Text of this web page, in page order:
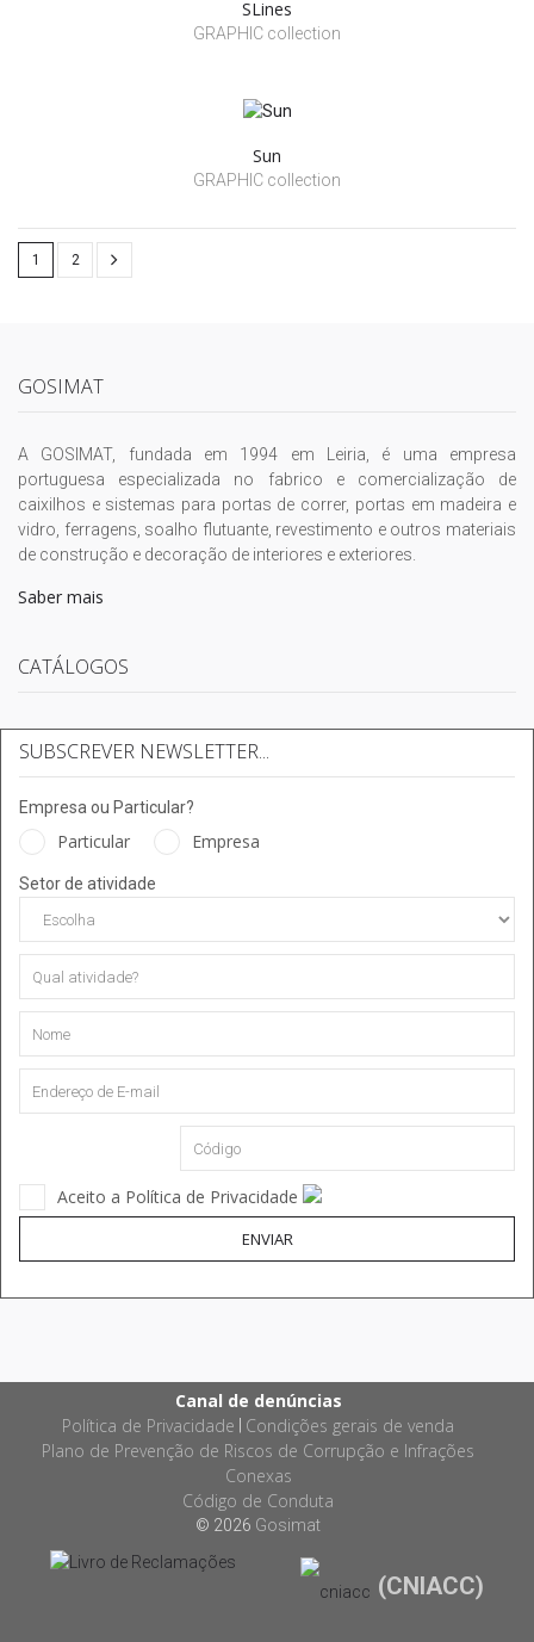
SLines
GRAPHIC collection
Sun
GRAPHIC collection
1 2
GOSIMAT
A GOSIMAT, fundada em 1994 em Leiria, é uma empresa
portuguesa especializada no fabrico e comercialização de
caixilhos e sistemas para portas de correr, portas em madeira e
vidro, ferragens, soalho flutuante, revestimento e outros materiais
de construção e decoração de interiores e exteriores.
Saber mais
CATÁLOGOS
SUBSCREVER NEWSLETTER...
Empresa ou Particular?
Particular Empresa
Setor de atividade
Aceito a Política de Privacidade
ENVIAR
Canal de denúncias
Política de Privacidade Condições gerais de venda
Plano de Prevenção de Riscos de Corrupção e Infrações
Conexas
Código de Conduta
© 2026 Gosimat
(CNIACC)